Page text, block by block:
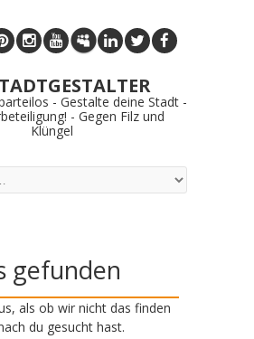
- Gestalte deine Stadt -
- Gegen Filz und
Klüngel
gefunden
als ob wir nicht das finden
du gesucht hast.